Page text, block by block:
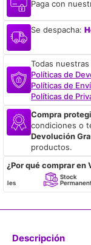
Paga con
Se despacha:
Todas
Políticas de
Políticas de
Políticas de
Compra
condiciones o
Devolución
productos.
¿Por qué comprar en
Stock
Permanente
Descripción